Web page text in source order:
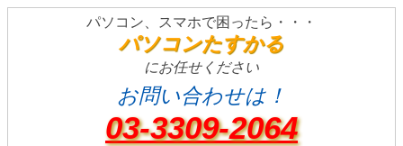
パソコン、スマホで困ったら・・・
パソコンたすかる
にお任せください
お問い合わせは！
03-3309-2064